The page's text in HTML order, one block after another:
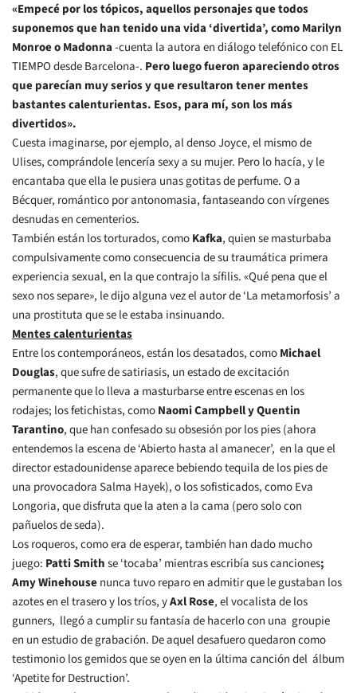
«Empecé por los tópicos, aquellos personajes que todos
suponemos que han tenido una vida ‘divertida’, como Marilyn
Monroe o Madonna-cuenta la autora en diálogo telefónico con EL
TIEMPO desde Barcelona-. Pero luego fueron apareciendo otros
que parecían muy serios y que resultaron tener mentes
bastantes calenturientas. Esos, para mí, son los más
divertidos».
Cuesta imaginarse, por ejemplo, al denso Joyce, el mismo de
Ulises, comprándole lencería sexy a su mujer. Pero lo hacía, y le
encantaba que ella le pusiera unas gotitas de perfume. O a
Bécquer, romántico por antonomasia, fantaseando con vírgenes
desnudas en cementerios.
También están los torturados, comoKafka, quien se masturbaba
compulsivamente como consecuencia de su traumática primera
experiencia sexual, en la que contrajo la sífilis. «Qué pena que el
sexo nos separe», le dijo alguna vez el autor de ‘La metamorfosis’ a
una prostituta que se le estaba insinuando.
Mentes calenturientas
Entre los contemporáneos, están los desatados, comoMichael
Douglas, que sufre de satiriasis, un estado de excitación
permanente que lo lleva a masturbarse entre escenas en los
rodajes; los fetichistas, comoNaomi Campbell y Quentin
Tarantino, que han confesado su obsesión por los pies (ahora
entendemos la escena de ‘Abierto hasta al amanecer’, en la que el
director estadounidense aparece bebiendo tequila de los pies de
una provocadora Salma Hayek), o los sofisticados, como Eva
Longoria, que disfruta que la aten a la cama (pero solo con
pañuelos de seda).
Los roqueros, como era de esperar, también han dado mucho
juego: PattiSmithse ‘tocaba’ mientras escribía sus canciones;
Amy Winehousenunca tuvo reparo en admitir que le gustaban los
azotes en el trasero y los tríos, yAxl Rose, el vocalista de los
gunners, llegó a cumplir su fantasía de hacerlo con una groupie
en un estudio de grabación. De aquel desafuero quedaron como
testimonio los gemidos que se oyen en la última canción del álbum
‘Apetite for Destruction’.